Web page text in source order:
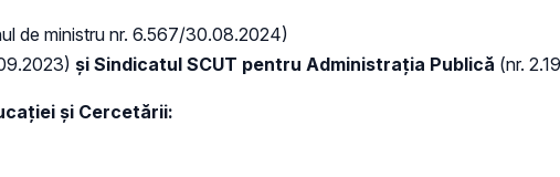
de ministru nr. 6.567/30.08.2024)
și Sindicatul SCUT pentru Administrația Publică (nr.
și Cercetării: